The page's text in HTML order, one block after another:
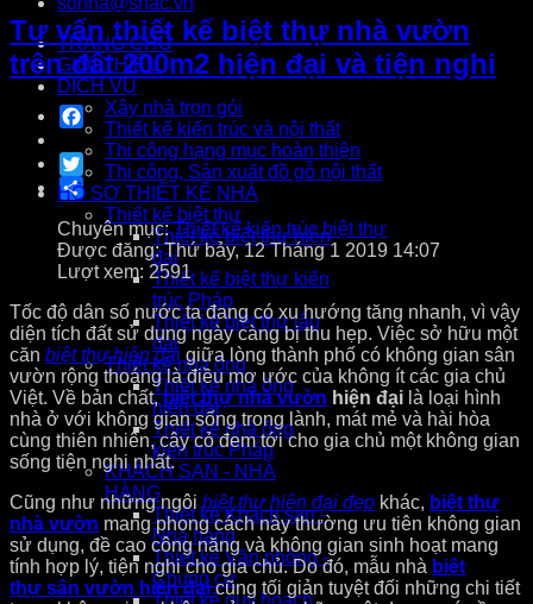
TRANG CHỦ
GIỚI THIỆU
DỊCH VỤ
Xây nhà trọn gói
Thiết kế kiến trúc và nội thất
Thi công hạng mục hoàn thiện
Thi công, Sản xuất đồ gỗ nội thất
HỒ SƠ THIẾT KẾ NHÀ
Thiết kế biệt thự
Thiết kế biệt thự hiện
đại
Thiết kế biệt thự kiến
trúc Pháp
Thiết kế biệt thự lâu
đài
Thiết kế nhà ống
Thiết kế nhà ống
hiện đại
Thiết kế nhà ống
kiến trúc Pháp
KHÁCH SẠN - NHÀ
HÀNG
Thiết kế Khách sạn -
Nhà hàng
Thiết kế Văn phòng -
Chung cư
Thiết kế quy hoạch
Tư vấn thiết kế biệt thự nhà vườn
trên đất 200m2 hiện đại và tiện nghi
Facebook
Twitter
Share
Chuyên mục:Thiết kế kiến trúc biệt thự
Được đăng: Thứ bảy, 12 Tháng 1 2019 14:07
Lượt xem: 2591
Tốc độ dân số nước ta đang có xu hướng tăng nhanh, vì vậy
diện tích đất sử dụng ngày càng bị thu hẹp. Việc sở hữu một
căn biệt thự hiện đại giữa lòng thành phố có không gian sân
vườn rộng thoáng là điều mơ ước của không ít các gia chủ
Việt. Về bản chất,biệt thự nhà vườn hiện đại là loại hình
nhà ở với không gian sống trong lành, mát mẻ và hài hòa
cùng thiên nhiên, cây cỏ đem tới cho gia chủ một không gian
sống tiện nghi nhất.
Cũng như những ngôibiệt thự hiện đại đẹp khác, biệt thự
nhà vườn mang phong cách này thường ưu tiên không gian
sử dụng, đề cao công năng và không gian sinh hoạt mang
tính hợp lý, tiện nghi cho gia chủ. Do đó, mẫu nhà biệt
thự sân vườn hiện đại cũng tối giản tuyệt đối những chi tiết